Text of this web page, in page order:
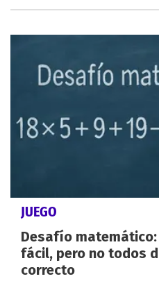
JUEGO
Desafío
fácil, pero no todos
correcto